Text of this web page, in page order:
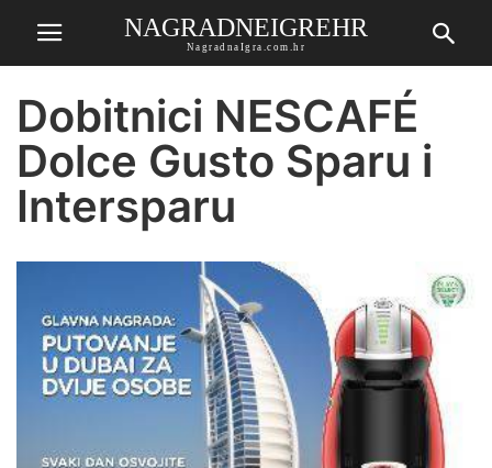
NAGRADNEIGREHR
NagradnaIgra.com.hr
Dobitnici NESCAFÉ
Dolce Gusto Sparu i
Intersparu